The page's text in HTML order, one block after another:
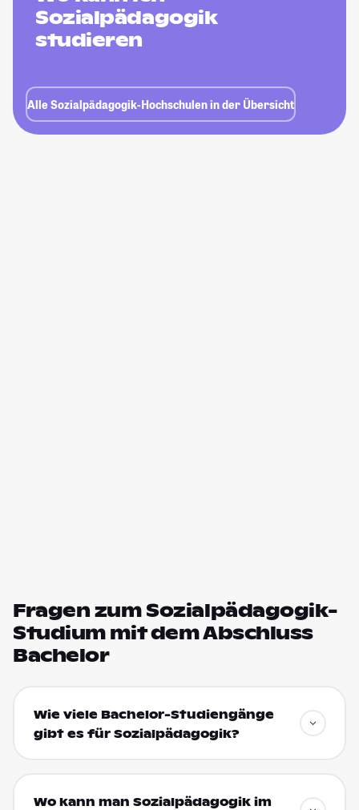
Sozialpädagogik
studieren
Alle Sozialpädagogik-Hochschulen in der Übersicht
Fragen zum Sozialpädagogik-
Studium mit dem Abschluss
Bachelor
Wie viele Bachelor-Studiengänge
gibt es für Sozialpädagogik?
Wo kann man Sozialpädagogik im